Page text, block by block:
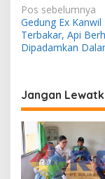
N
a
v
g
a
s
i
p
Pos sebelumnya
Gedung Ex Kanwil
Terbakar, Api
Dipadamkan
Jangan